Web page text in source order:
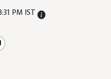
PM IST